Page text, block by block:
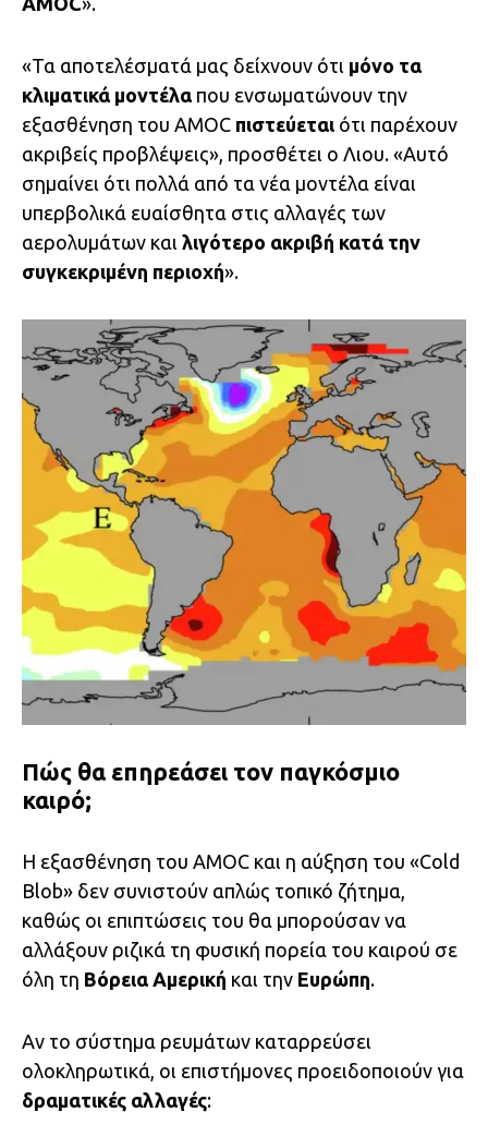
«Τα αποτελέσματά μας δείχνουν ότι μόνο τα
κλιματικά μοντέλα που ενσωματώνουν την
εξασθένηση του AMOC πιστεύεται ότι παρέχουν
ακριβείς προβλέψεις», προσθέτει ο Λιου. «Αυτό
σημαίνει ότι πολλά από τα νέα μοντέλα είναι
υπερβολικά ευαίσθητα στις αλλαγές των
αερολυμάτων και λιγότερο ακριβή κατά την
συγκεκριμένη περιοχή».
Πώς θα επηρεάσει τον παγκόσμιο
καιρό;
Η εξασθένηση του AMOC και η αύξηση του «Cold
Blob» δεν συνιστούν απλώς τοπικό ζήτημα,
καθώς οι επιπτώσεις του θα μπορούσαν να
αλλάξουν ριζικά τη φυσική πορεία του καιρού σε
όλη τη Βόρεια Αμερική και την Ευρώπη.
Αν το σύστημα ρευμάτων καταρρεύσει
ολοκληρωτικά, οι επιστήμονες προειδοποιούν για
δραματικές αλλαγές: